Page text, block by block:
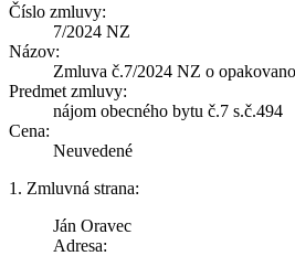
Číslo zmluvy:
7/2024 NZ
Názov:
Zmluva č.7/2024 NZ o
Predmet zmluvy:
nájom obecného bytu č.7 s.č.494
Cena:
Neuvedené
1. Zmluvná strana:
Ján Oravec
Adresa: